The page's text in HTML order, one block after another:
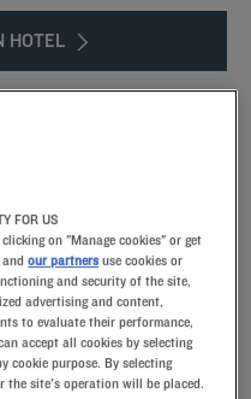
HOTEL
den geschichtlichen Spuren
Carcassonne!
Sie unsere Kyriad-
werden Sie von
begrüßt und mit
FOR US
on "Manage cookies" or get
andour partners use cookies or
and security of the site,
advertising and content,
to evaluate their performance,
accept all cookies by selecting
cookie purpose. By selecting
the site's operation will be placed.